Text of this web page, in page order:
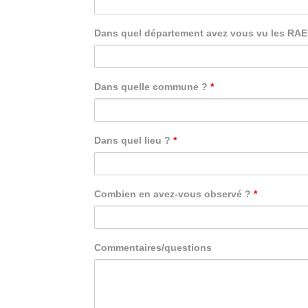
Dans quel département avez vous vu les
Dans quelle commune ? *
Dans quel lieu ? *
Combien en avez-vous observé ? *
Commentaires/questions